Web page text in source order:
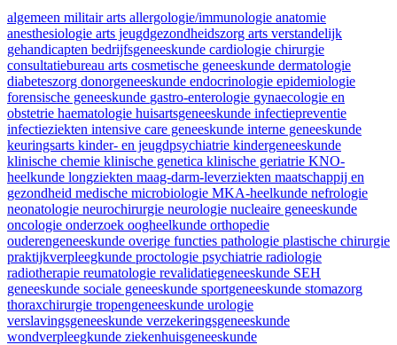
algemeen militair arts allergologie/immunologie anatomie
anesthesiologie arts jeugdgezondheidszorg arts verstandelijk
gehandicapten bedrijfsgeneeskunde cardiologie chirurgie
consultatiebureau arts cosmetische geneeskunde dermatologie
diabeteszorg donorgeneeskunde endocrinologie epidemiologie
forensische geneeskunde gastro-enterologie gynaecologie en
obstetrie haematologie huisartsgeneeskunde infectiepreventie
infectieziekten intensive care geneeskunde interne geneeskunde
keuringsarts kinder- en jeugdpsychiatrie kindergeneeskunde
klinische chemie klinische genetica klinische geriatrie KNO-
heelkunde longziekten maag-darm-leverziekten maatschappij en
gezondheid medische microbiologie MKA-heelkunde nefrologie
neonatologie neurochirurgie neurologie nucleaire geneeskunde
oncologie onderzoek oogheelkunde orthopedie
ouderengeneeskunde overige functies pathologie plastische chirurgie
praktijkverpleegkunde proctologie psychiatrie radiologie
radiotherapie reumatologie revalidatiegeneeskunde SEH
geneeskunde sociale geneeskunde sportgeneeskunde stomazorg
thoraxchirurgie tropengeneeskunde urologie
verslavingsgeneeskunde verzekeringsgeneeskunde
wondverpleegkunde ziekenhuisgeneeskunde